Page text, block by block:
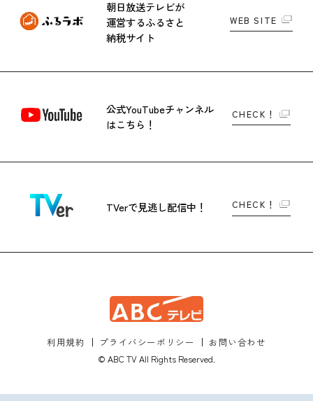
朝日放送テレビが
運営するふるさと
納税サイト
WEB SITE
公式YouTubeチャンネル
はこちら！
CHECK！
TVerで見逃し配信中！ CHECK！
利用規約 プライバシーポリシー
お問い合わせ
© ABC TV All Rights Reserved.